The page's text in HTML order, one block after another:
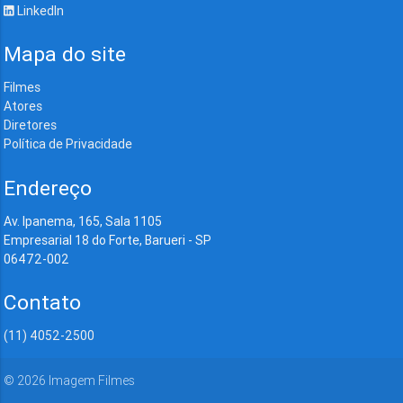
LinkedIn
Mapa do site
Filmes
Atores
Diretores
Política de Privacidade
Endereço
Av. Ipanema, 165, Sala 1105
Empresarial 18 do Forte, Barueri - SP
06472-002
Contato
(11) 4052-2500
© 2026 Imagem Filmes